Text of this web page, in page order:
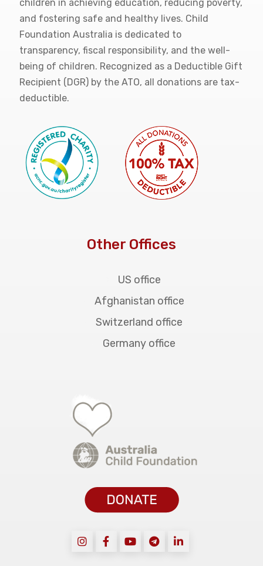
children in achieving education, reducing poverty,
and fostering safe and healthy lives. Child
Foundation Australia is dedicated to
transparency, fiscal responsibility, and the well-
being of children. Recognized as a Deductible Gift
Recipient (DGR) by the ATO, all donations are tax-
deductible.
Other Offices
US office
Afghanistan office
Switzerland office
Germany office